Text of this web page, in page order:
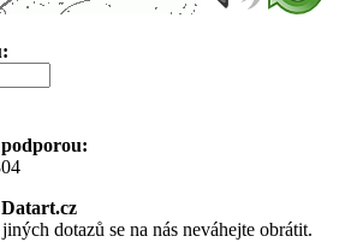
dotazů se na nás neváhejte obrátit.